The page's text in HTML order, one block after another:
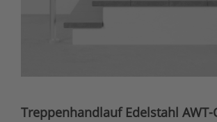
Treppenhandlauf Edelstahl AWT-